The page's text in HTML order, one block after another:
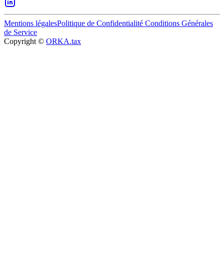
Mentions légalesPolitique de Confidentialité Conditions Générales
de Service
Copyright © ORKA.tax